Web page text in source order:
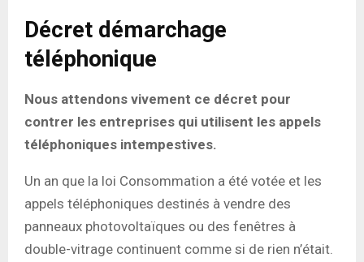
Décret démarchage
téléphonique
Nous attendons vivement ce décret pour
contrer les entreprises qui utilisent les appels
téléphoniques intempestives.
Un an que la loi Consommation a été votée et les
appels téléphoniques destinés à vendre des
panneaux photovoltaïques ou des fenêtres à
double-vitrage continuent comme si de rien n’était.